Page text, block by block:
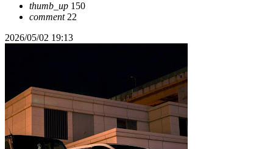
thumb_up 150
comment22
2026/05/02 19:13